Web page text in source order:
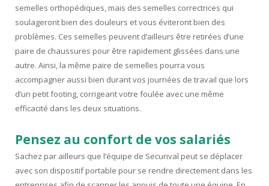
semelles orthopédiques, mais des semelles correctrices qui
soulageront bien des douleurs et vous éviteront bien des
problèmes. Ces semelles peuvent d’ailleurs être retirées d’une
paire de chaussures pour être rapidement glissées dans une
autre. Ainsi, la même paire de semelles pourra vous
accompagner aussi bien durant vos journées de travail que lors
d’un petit footing, corrigeant votre foulée avec une même
efficacité dans les deux situations.
Pensez au confort de vos salariés
Sachez par ailleurs que l’équipe de Securival peut se déplacer
avec son dispositif portable pour se rendre directement dans les